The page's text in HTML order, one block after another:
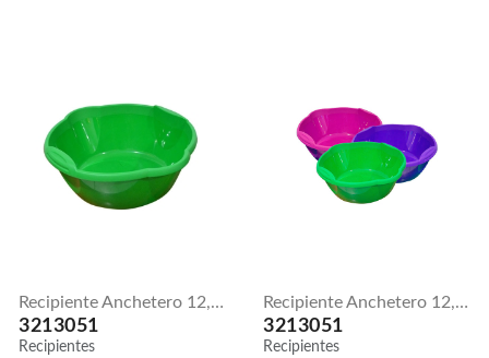
Recipiente Anchetero 12,5 Litros
3213051
Recipientes
Recipiente Anchetero 12,5 Litros
3213051
Recipientes